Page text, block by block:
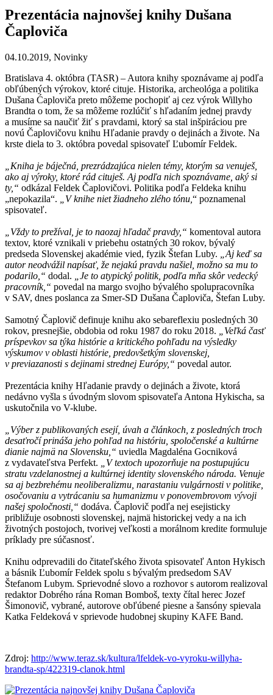
Prezentácia najnovšej knihy Dušana
Čaploviča
04.10.2019, Novinky
Bratislava 4. októbra (TASR) – Autora knihy spoznávame aj podľa
obľúbených výrokov, ktoré cituje. Historika, archeológa a politika
Dušana Ćaploviča preto môžeme pochopiť aj cez výrok Willyho
Brandta o tom, že sa môžeme rozlúčiť s hľadaním jednej pravdy
a musíme sa naučiť žiť s pravdami, ktorý sa stal inšpiráciou pre
novú Čaplovičovu knihu Hľadanie pravdy o dejinách a živote. Na
krste diela to 3. októbra povedal spisovateľ Ľubomír Feldek.
„Kniha je báječná, prezrádzajúca nielen témy, ktorým sa venuješ,
ako aj výroky, ktoré rád cituješ. Aj podľa nich spoznávame, aký si
ty,“ odkázal Feldek Čaplovičovi. Politika podľa Feldeka knihu
„nepokazila“.
„V knihe niet žiadneho zlého tónu, “ poznamenal
spisovateľ.
„Vždy to prežíval, je to naozaj hľadač pravdy,“ komentoval autora
textov, ktoré vznikali v priebehu ostatných 30 rokov, bývalý
predseda Slovenskej akadémie vied, fyzik Štefan Luby.
„Aj keď sa
autor neodvážil napísať, že nejakú pravdu našiel, možno sa mu to
podarilo,“ dodal.
„Je to atypický politik, podľa mňa skôr vedecký
pracovník,“ povedal na margo svojho bývalého spolupracovníka
v SAV, dnes poslanca za Smer-SD Dušana Čaploviča, Štefan Luby.
Samotný Čaplovič definuje knihu ako sebareflexiu posledných 30
rokov, presnejšie, obdobia od roku 1987 do roku 2018.
„Veľká časť
príspevkov sa týka histórie a kritického pohľadu na výsledky
výskumov v oblasti histórie, predovšetkým slovenskej,
v previazanosti s dejinami strednej Európy,“ povedal autor.
Prezentácia knihy Hľadanie pravdy o dejinách a živote, ktorá
nedávno vyšla s úvodným slovom spisovateľa Antona Hykischa, sa
uskutočnila vo V-klube.
„Výber z publikovaných esejí, úvah a článkoch, z posledných troch
desaťročí prináša jeho pohľad na históriu, spoločenské a kultúrne
dianie najmä na Slovensku,“ uviedla Magdaléna Gocniková
z vydavateľstva Perfekt. „V textoch upozorňuje na postupujúcu
stratu vzdelanostnej a kultúrnej identity slovenského národa. Venuje
sa aj bezbrehému neoliberalizmu, narastaniu vulgárnosti v politike,
osočovaniu a vytrácaniu sa humanizmu v ponovembrovom vývoji
našej spoločnosti,“ dodáva. Čaplovič podľa nej esejisticky
približuje osobnosti slovenskej, najmä historickej vedy a na ich
životných postojoch, tvorivej veľkosti a morálnom kredite formuluje
príklady pre súčasnosť.
Knihu odprevadili do čitateľského života spisovateľ Anton Hykisch
a básnik Ľubomír Feldek spolu s bývalým predsedom SAV
Štefanom Lubym. Sprievodné slovo a rozhovor s autorom realizoval
redaktor Dobrého rána Roman Bomboš, texty čítal herec Jozef
Šimonovič, vybrané, autorove obľúbené piesne a šansóny spievala
Katka Feldeková v sprievode hudobnej skupiny KAFE Band.
Zdroj: http://www.teraz.sk/kultura/lfeldek-vo-vyroku-willyha-
brandta-sp/422319-clanok.html